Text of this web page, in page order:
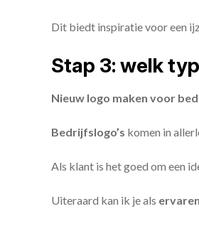
Dit biedt inspiratie voor een
Stap 3: welk
Nieuw logo maken voor
Bedrijfslogo’s komen in
Als klant is het goed om een
Uiteraard kan ik je als